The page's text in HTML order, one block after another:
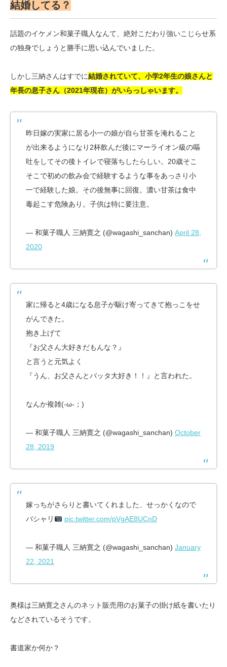
結婚してる？
話題のイケメン和菓子職人なんて、絶対こだわり強いこじらせ系
の独身でしょうと勝手に思い込んでいました。
しかし三納さんはすでに結婚されていて、小学2年生の娘さんと
年長の息子さん（2021年現在）がいらっしゃいます。
昨日嫁の実家に居る小一の娘が自ら甘茶を淹れること
が出来るようになり2杯飲んだ後にマーライオン級の嘔
吐をしてその後トイレで寝落ちしたらしい。20歳そこ
そこで初めの飲み会で経験するような事をあっさり小
一で経験した娘。その後無事に回復。濃い甘茶は食中
毒起こす危険あり。子供は特に要注意。
— 和菓子職人 三納寛之 (@wagashi_sanchan) April 28,
2020
家に帰ると4歳になる息子が駆け寄ってきて抱っこをせ
がんできた。
抱き上げて
『お父さん大好きだもんな？』
と言うと元気よく
『うん、お父さんとバッタ大好き！！』と言われた。
なんか複雑(-ω-；)
— 和菓子職人 三納寛之 (@wagashi_sanchan) October
28, 2019
嫁っちがさらりと書いてくれました、せっかくなので
パシャリ
pic.twitter.com/pVgAE8UCnD
— 和菓子職人 三納寛之 (@wagashi_sanchan) January
22, 2021
奥様は三納寛之さんのネット販売用のお菓子の掛け紙を書いたり
などされているそうです。
書道家か何か？